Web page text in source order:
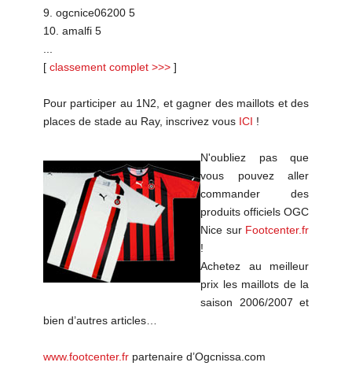
9. ogcnice06200 5
10. amalfi 5
[ classement complet >>> ]
Pour participer au 1N2, et gagner des maillots et des
places de stade au Ray, inscrivez vous ICI !
N'oubliez pas que
vous pouvez aller
commander des
produits officiels OGC
Nice sur Footcenter.fr
!
Achetez au meilleur
prix les maillots de la
saison 2006/2007 et
bien d’autres articles…
www.footcenter.fr partenaire d’Ogcnissa.com